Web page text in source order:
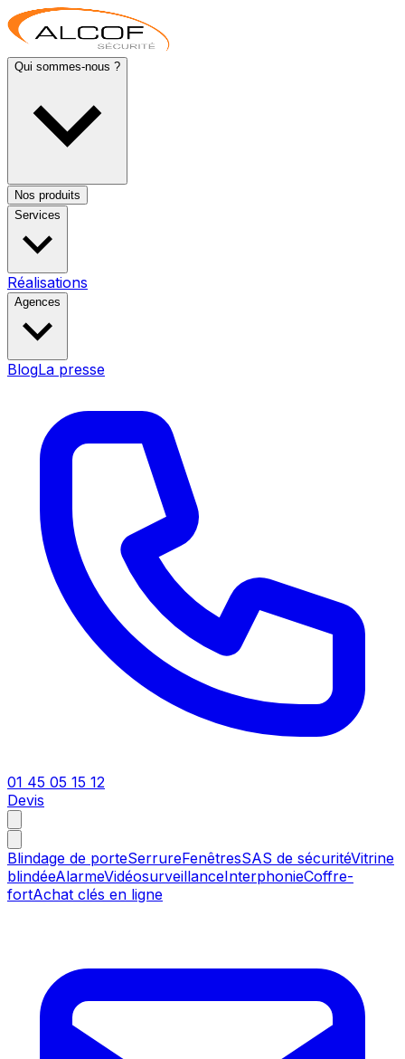
Qui sommes-nous ?
Nos produits
Services
Réalisations
Agences
BlogLa presse
01 45 05 15 12
Devis
Blindage de porteSerrureFenêtresSAS de sécuritéVitrine
blindéeAlarmeVidéosurveillanceInterphonieCoffre-
fortAchat clés en ligne